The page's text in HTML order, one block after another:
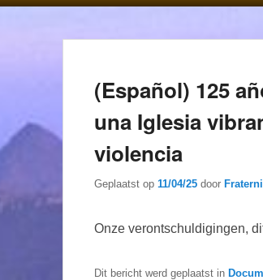
(Español) 125
una Iglesia
violencia
Geplaatst op 11/04/25 door
Onze verontschuldigingen,
Dit bericht werd geplaatst in